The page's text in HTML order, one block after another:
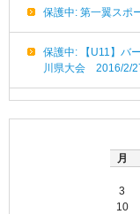
保護中: 第一翼ス
保護中: 【U11】バ
川県大会 2016/2/
月
3
10